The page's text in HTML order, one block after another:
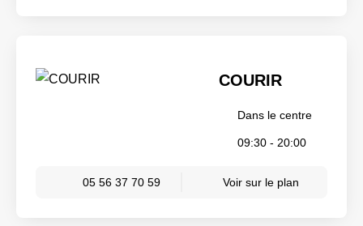
COURIR
Dans le centre
09:30 - 20:00
05 56 37 70 59 Voir sur le plan